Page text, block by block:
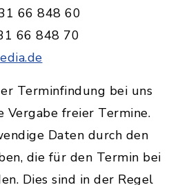
66 848 60
66 848 70
Terminfindung bei uns
Vergabe freier Termine.
Daten durch den
die für den Termin bei
Dies sind in der Regel